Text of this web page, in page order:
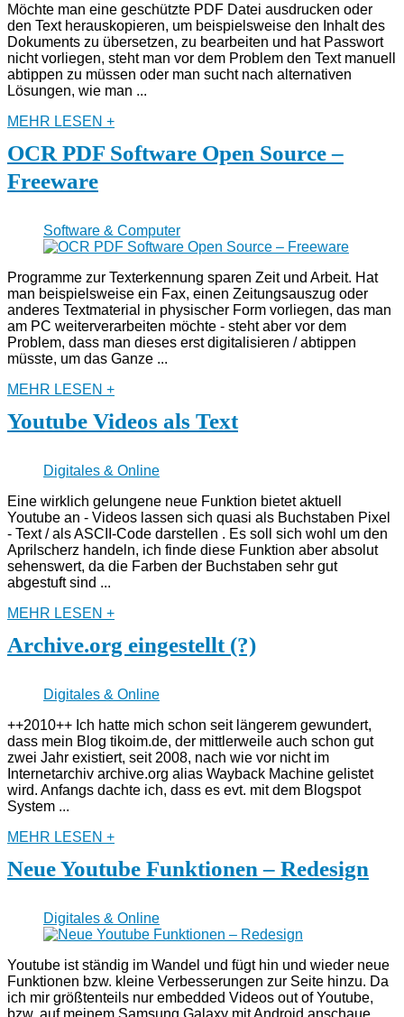
Möchte man eine geschützte PDF Datei ausdrucken oder
den Text herauskopieren, um beispielsweise den Inhalt des
Dokuments zu übersetzen, zu bearbeiten und hat Passwort
nicht vorliegen, steht man vor dem Problem den Text manuell
abtippen zu müssen oder man sucht nach alternativen
Lösungen, wie man ...
MEHR LESEN +
OCR PDF Software Open Source –
Freeware
Software & Computer
Programme zur Texterkennung sparen Zeit und Arbeit. Hat
man beispielsweise ein Fax, einen Zeitungsauszug oder
anderes Textmaterial in physischer Form vorliegen, das man
am PC weiterverarbeiten möchte - steht aber vor dem
Problem, dass man dieses erst digitalisieren / abtippen
müsste, um das Ganze ...
MEHR LESEN +
Youtube Videos als Text
Digitales & Online
Eine wirklich gelungene neue Funktion bietet aktuell
Youtube an - Videos lassen sich quasi als Buchstaben Pixel
- Text / als ASCII-Code darstellen . Es soll sich wohl um den
Aprilscherz handeln, ich finde diese Funktion aber absolut
sehenswert, da die Farben der Buchstaben sehr gut
abgestuft sind ...
MEHR LESEN +
Archive.org eingestellt (?)
Digitales & Online
++2010++ Ich hatte mich schon seit längerem gewundert,
dass mein Blog tikoim.de, der mittlerweile auch schon gut
zwei Jahr existiert, seit 2008, nach wie vor nicht im
Internetarchiv archive.org alias Wayback Machine gelistet
wird. Anfangs dachte ich, dass es evt. mit dem Blogspot
System ...
MEHR LESEN +
Neue Youtube Funktionen – Redesign
Digitales & Online
Youtube ist ständig im Wandel und fügt hin und wieder neue
Funktionen bzw. kleine Verbesserungen zur Seite hinzu. Da
ich mir größtenteils nur embedded Videos out of Youtube,
bzw. auf meinem Samsung Galaxy mit Android anschaue,